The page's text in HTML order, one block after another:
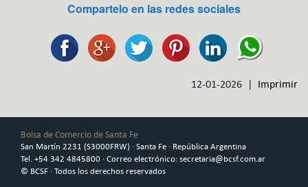
Compartelo en las redes sociales
12-01-2026 | Imprimir
Bolsa de Comercio de Santa Fe
San Martín 2231 (S3000FRW) · Santa Fe · República Argentina
Tel. +54 342 4845800 · Correo electrónico: secretaria@bcsf.com.ar
© BCSF · Todos los derechos reservados